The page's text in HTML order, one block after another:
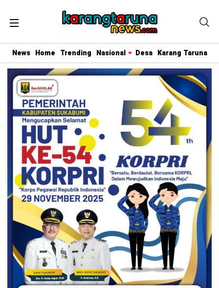
News Home Trending Nasional Desa Karang Taruna